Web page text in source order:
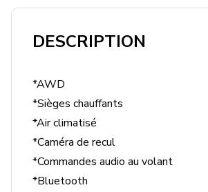
DESCRIPTION
*AWD
*Sièges chauffants
*Air climatisé
*Caméra de recul
*Commandes audio au volant
*Bluetooth